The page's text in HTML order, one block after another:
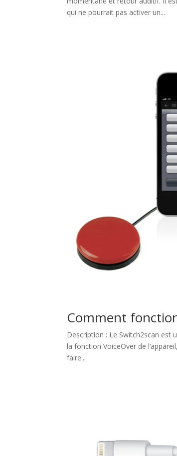
qui ne pourrait pas activer un...
Comment
Description : Le Switch2scan est
la fonction VoiceOver de
faire...